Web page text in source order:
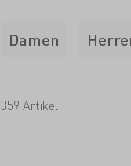
und
seither weist
bis ins letzte Detail.
Damen
359 Artikel